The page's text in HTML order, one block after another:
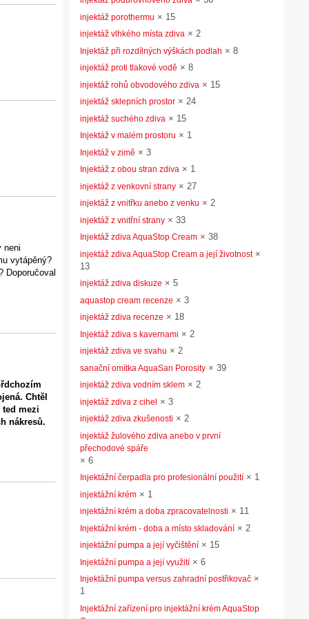
neni
vytápěný?
Doporučoval
Chtěl
mezi
nákresů.
injektáž porothermu × 15
injektáž vlhkého místa zdiva × 2
Injektáž při rozdílných výškách podlah × 8
injektáž proti tlakové vodě × 8
injektáž rohů obvodového zdiva × 15
injektáž sklepních prostor × 24
injektáž suchého zdiva × 15
Injektáž v malém prostoru × 1
Injektáž v zimě × 3
Injektáž z obou stran zdiva × 1
injektáž z venkovní strany × 27
injektáž z vnitřku anebo z venku × 2
injektáž z vnitřní strany × 33
Injektáž zdiva AquaStop Cream × 38
injektáž zdiva AquaStop Cream a její životnost×
13
injektáž zdiva diskuze × 5
aquastop cream recenze × 3
injektáž zdiva recenze × 18
Injektáž zdiva s kavernami × 2
injektáž zdiva ve svahu × 2
sanační omítka AquaSan Porosity × 39
injektáž zdiva vodním sklem × 2
injektáž zdiva z cihel × 3
injektáž zdiva zkušenosti × 2
injektáž žulového zdiva anebo v první
přechodové spáře
× 6
Injektážní čerpadla pro profesionální použití × 1
injektážní krém × 1
injektážní krém a doba zpracovatelnosti × 11
Injektážní krém - doba a místo skladování × 2
injektážní pumpa a její vyčištění × 15
Injektážní pumpa a její využití × 6
Injektážní pumpa versus zahradní postřikovač ×
1
Injektážní zařízení pro injektážní krém AquaStop